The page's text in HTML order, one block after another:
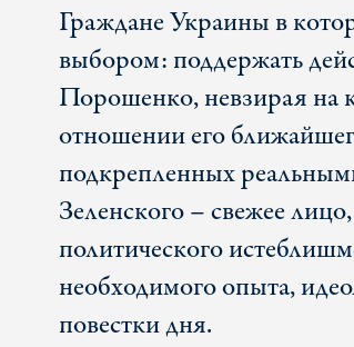
Граждане Украины в
выбором: поддержать
Порошенко, невзирая на
отношении его
подкрепленных
Зеленского – свежее
политического
необходимого опыта,
повестки дня.